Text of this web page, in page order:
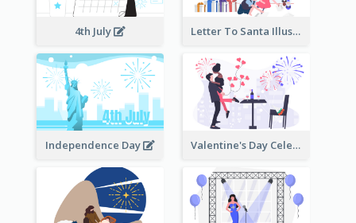
4th July Letter To Santa Illustration
Independence Day Valentine's Day Celebration